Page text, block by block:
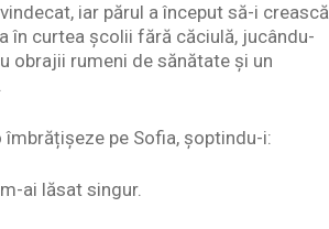
iar părul a început să-i crească
în curtea școlii fără căciulă, jucându-
obrajii rumeni de sănătate și un
îmbrățișeze pe Sofia, șoptindu-i:
ai lăsat singur.